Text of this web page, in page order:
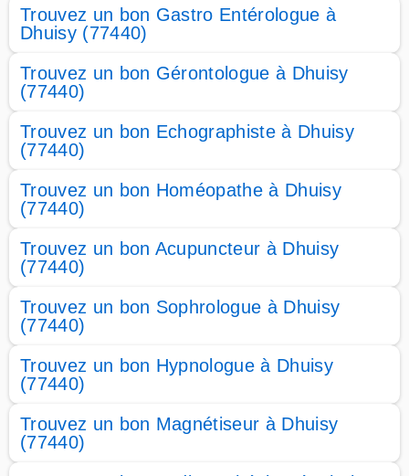
Trouvez un bon Gastro Entérologue à
Dhuisy (77440)
Trouvez un bon Gérontologue à Dhuisy
(77440)
Trouvez un bon Echographiste à Dhuisy
(77440)
Trouvez un bon Homéopathe à Dhuisy
(77440)
Trouvez un bon Acupuncteur à Dhuisy
(77440)
Trouvez un bon Sophrologue à Dhuisy
(77440)
Trouvez un bon Hypnologue à Dhuisy
(77440)
Trouvez un bon Magnétiseur à Dhuisy
(77440)